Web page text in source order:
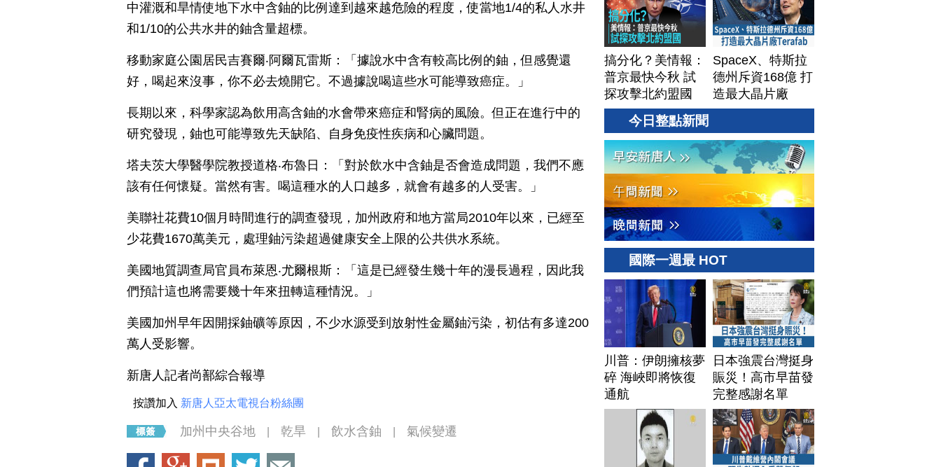
中灌溉和旱情使地下水中含鈾的比例達到越來越危險的程度，使當地1/4的私人水井
和1/10的公共水井的鈾含量超標。
移動家庭公園居民吉賽爾‧阿爾瓦雷斯：「據說水中含有較高比例的鈾，但感覺還
好，喝起來沒事，你不必去燒開它。不過據說喝這些水可能導致癌症。」
長期以來，科學家認為飲用高含鈾的水會帶來癌症和腎病的風險。但正在進行中的
研究發現，鈾也可能導致先天缺陷、自身免疫性疾病和心臟問題。
塔夫茨大學醫學院教授道格‧布魯日：「對於飲水中含鈾是否會造成問題，我們不應
該有任何懷疑。當然有害。喝這種水的人口越多，就會有越多的人受害。」
美聯社花費10個月時間進行的調查發現，加州政府和地方當局2010年以來，已經至
少花費1670萬美元，處理鈾污染超過健康安全上限的公共供水系統。
美國地質調查局官員布萊恩‧尤爾根斯：「這是已經發生幾十年的漫長過程，因此我
們預計這也將需要幾十年來扭轉這種情況。」
美國加州早年因開採鈾礦等原因，不少水源受到放射性金屬鈾污染，初估有多達200
萬人受影響。
新唐人記者尚鄯綜合報導
按讚加入 新唐人亞太電視台粉絲團
加州中央谷地 乾旱 飲水含鈾 氣候變遷
搞分化？美情報：
普京最快今秋 試
探攻擊北約盟國
SpaceX、特斯拉
德州斥資168億 打
造最大晶片廠
Terafab
今日整點新聞
國際一週最 HOT
川普：伊朗擁核夢
碎 海峽即將恢復
通航
日本強震台灣挺身
賑災！高市早苗發
完整感謝名單